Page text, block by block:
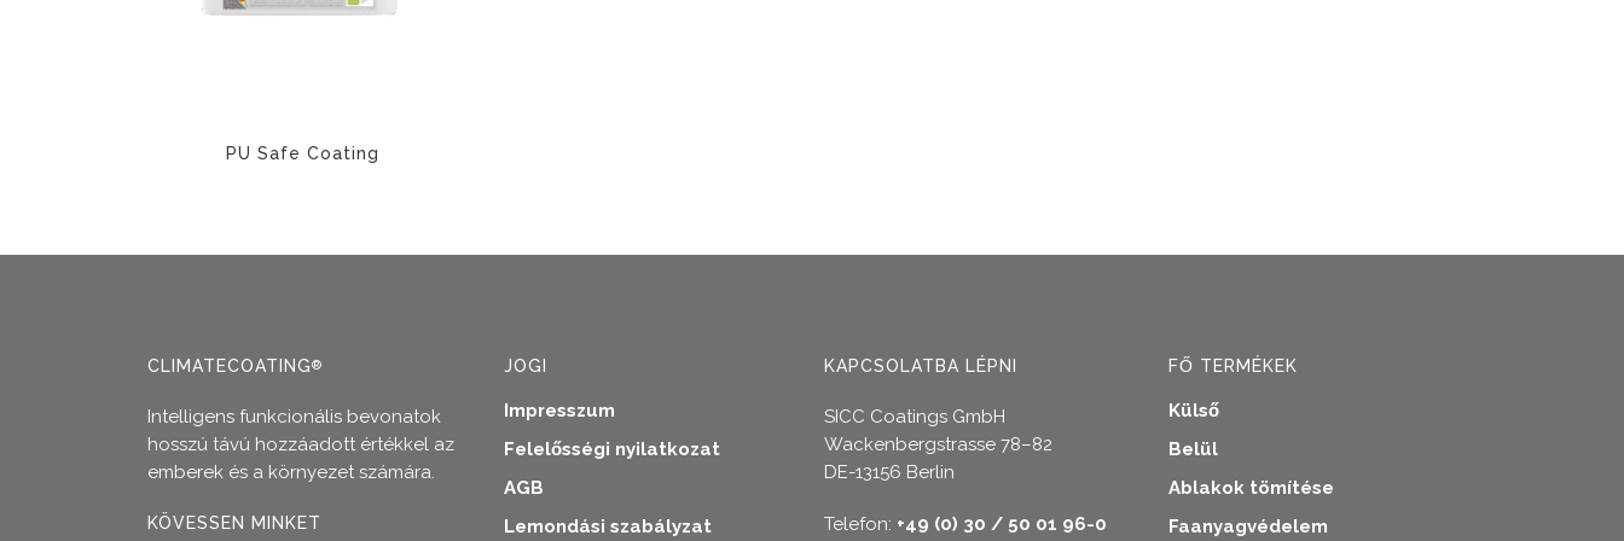
PU Safe Coating
terméknek
A
a
termékoldalon
választhatók
ki
CLIMATECOATING®
Intelligens funkcionális bevonatok
hosszú távú hozzáadott értékkel az
emberek és a környezet számára.
KÖVESSEN MINKET
JOGI
Impresszum
Felelősségi nyilatkozat
AGB
Lemondási szabályzat
KAPCSOLATBA LÉPNI
SICC Coatings GmbH
Wackenbergstrasse 78–82
DE-13156 Berlin
Telefon: +49 (0) 30 / 50 01 96-0
FŐ TERMÉKEK
Külső
Belül
Ablakok tömítése
Faanyagvédelem